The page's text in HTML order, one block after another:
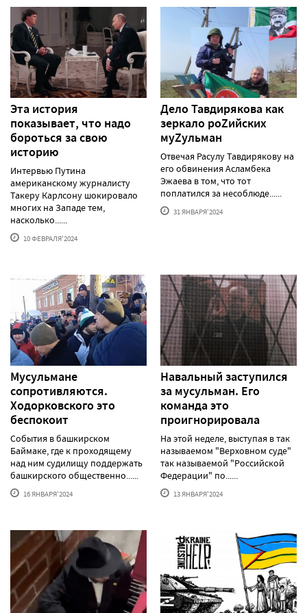
Эта история
показывает, что надо
бороться за свою
историю
Интервью Путина
американскому журналисту
Такеру Карлсону шокировало
многих на Западе тем,
насколько......
10 ФЕВРАЛЯ'2024
Дело Тавдирякова как
зеркало роZийских
муZульман
Отвечая Расулу Тавдирякову на
его обвинения Асламбека
Эжаева в том, что тот
поплатился за несоблюде......
31 ЯНВАРЯ'2024
Мусульмане
сопротивляются.
Ходорковского это
беспокоит
События в башкирском
Баймаке, где к проходящему
над ним судилищу поддержать
башкирского общественно......
16 ЯНВАРЯ'2024
Навальный заступился
за мусульман. Его
команда это
проигнорировала
На этой неделе, выступая в так
называемом "Верховном суде"
так называемой "Российской
Федерации" по......
13 ЯНВАРЯ'2024